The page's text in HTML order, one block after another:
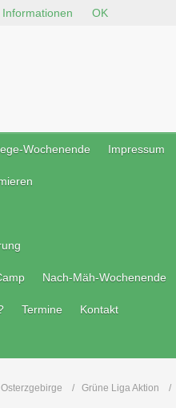
Wochenende Impressum
Nach-Mäh-Wochenende
Termine Kontakt
Grüne Liga Aktion
Informationen OK